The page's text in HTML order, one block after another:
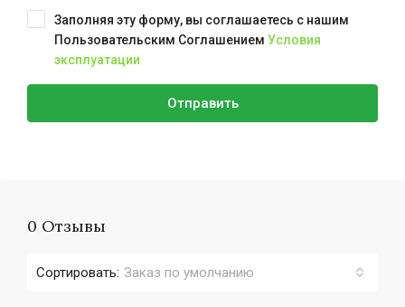
Заполняя эту форму, вы соглашаетесь с нашим
Пользовательским Соглашением Условия
эксплуатации
Отправить
0 Отзывы
Сортировать: Заказ по умолчанию